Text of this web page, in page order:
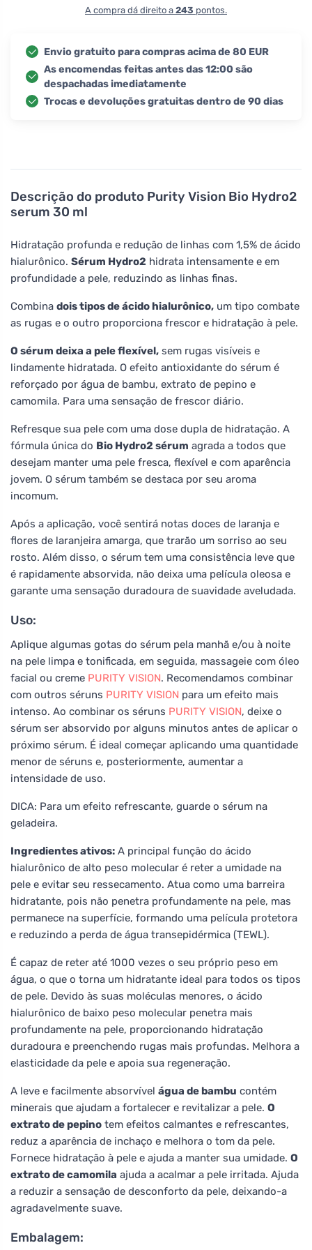
Descrição do produto Purity Vision Bio Hydro2
serum 30 ml
Hidratação profunda e redução de linhas com 1,5% de ácido
hialurônico. Sérum Hydro2 hidrata intensamente e em
profundidade a pele, reduzindo as linhas finas.
Combina dois tipos de ácido hialurônico, um tipo combate
as rugas e o outro proporciona frescor e hidratação à pele.
O sérum deixa a pele flexível, sem rugas visíveis e
lindamente hidratada. O efeito antioxidante do sérum é
reforçado por água de bambu, extrato de pepino e
camomila. Para uma sensação de frescor diário.
Refresque sua pele com uma dose dupla de hidratação. A
fórmula única do Bio Hydro2 sérum agrada a todos que
desejam manter uma pele fresca, flexível e com aparência
jovem. O sérum também se destaca por seu aroma
incomum.
Após a aplicação, você sentirá notas doces de laranja e
flores de laranjeira amarga, que trarão um sorriso ao seu
rosto. Além disso, o sérum tem uma consistência leve que
é rapidamente absorvida, não deixa uma película oleosa e
garante uma sensação duradoura de suavidade aveludada.
Uso:
Aplique algumas gotas do sérum pela manhã e/ou à noite
na pele limpa e tonificada, em seguida, massageie com óleo
facial ou creme PURITY VISION. Recomendamos combinar
com outros séruns PURITY VISION para um efeito mais
intenso. Ao combinar os séruns PURITY VISION, deixe o
sérum ser absorvido por alguns minutos antes de aplicar o
próximo sérum. É ideal começar aplicando uma quantidade
menor de séruns e, posteriormente, aumentar a
intensidade de uso.
DICA: Para um efeito refrescante, guarde o sérum na
geladeira.
Ingredientes ativos: A principal função do ácido
hialurônico de alto peso molecular é reter a umidade na
pele e evitar seu ressecamento. Atua como uma barreira
hidratante, pois não penetra profundamente na pele, mas
permanece na superfície, formando uma película protetora
e reduzindo a perda de água transepidérmica (TEWL).
É capaz de reter até 1000 vezes o seu próprio peso em
água, o que o torna um hidratante ideal para todos os tipos
de pele. Devido às suas moléculas menores, o ácido
hialurônico de baixo peso molecular penetra mais
profundamente na pele, proporcionando hidratação
duradoura e preenchendo rugas mais profundas. Melhora a
elasticidade da pele e apoia sua regeneração.
A leve e facilmente absorvível água de bambu contém
minerais que ajudam a fortalecer e revitalizar a pele. O
extrato de pepino tem efeitos calmantes e refrescantes,
reduz a aparência de inchaço e melhora o tom da pele.
Fornece hidratação à pele e ajuda a manter sua umidade. O
extrato de camomila ajuda a acalmar a pele irritada. Ajuda
a reduzir a sensação de desconforto da pele, deixando-a
agradavelmente suave.
Embalagem:
A compra dá direito a 243 pontos.
Envio gratuito para compras acima de 80 EUR
As encomendas feitas antes das 12:00 são
despachadas imediatamente
Trocas e devoluções gratuitas dentro de 90 dias